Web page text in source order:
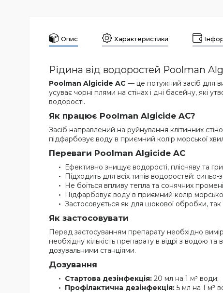
Опис Характеристики
Рідина від водоростей Poolman
Poolman Algicide AC — це потужний засіб для
усуває чорні плями на стінах і дні басейну, які
водорості.
Як працює Poolman Algicide AC?
Засіб направлений на руйнування клітинних
підфарбовує воду в приємний колір морської
Переваги Poolman Algicide AC
Ефективно знищує водорості, плісняву та
Підходить для всіх типів водоростей:
Не боїться впливу тепла та сонячних
Підфарбовує воду в приємний колір
Застосовується як для шокової обробки, так
Як застосовувати
Перед застосуванням препарату необхідно
необхідну кількість препарату в відрі з водою
дозувальними станціями.
Дозування
Стартова дезінфекція: 20 мл на 1 м³ води;
Профілактична дезінфекція: 5 мл на 1 м³